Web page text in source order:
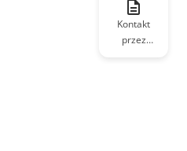
Kontakt
przez